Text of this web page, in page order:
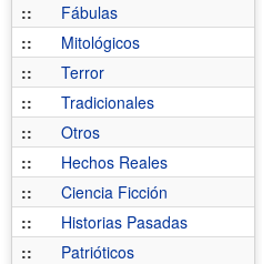
::
Fábulas
::
Mitológicos
::
Terror
::
Tradicionales
::
Otros
::
Hechos Reales
::
Ciencia Ficción
::
Historias Pasadas
::
Patrióticos